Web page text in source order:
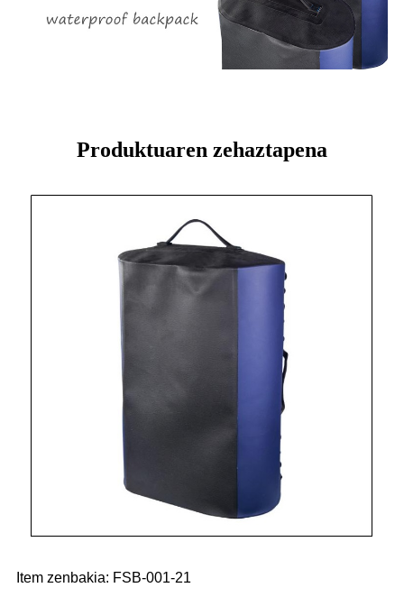
Produktuaren zehaztapena
Item zenbakia: FSB-001-21